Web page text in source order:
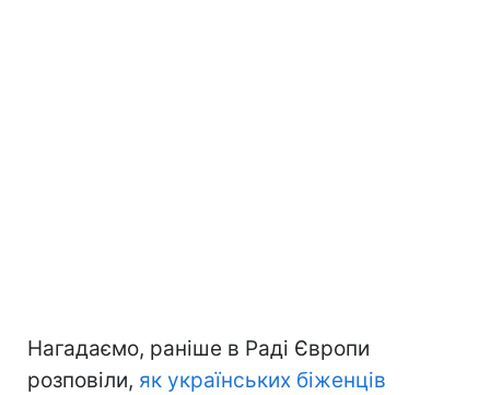
Нагадаємо, раніше в Раді Європи
розповіли, як українських біженців